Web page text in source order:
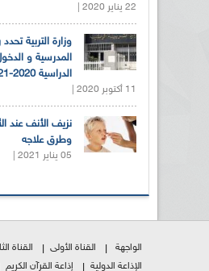
22 يناير 2020 |
وزارة التربية
المدرسية و
الدراسية 2020-2021
11 أكتوبر 2020 |
نزيف الأنف عند
وطرق علاجه
05 يناير 2021 |
الواجهة القناة الأولى القناة
الإذاعة الدولية
إذاعة القرآن الكريم